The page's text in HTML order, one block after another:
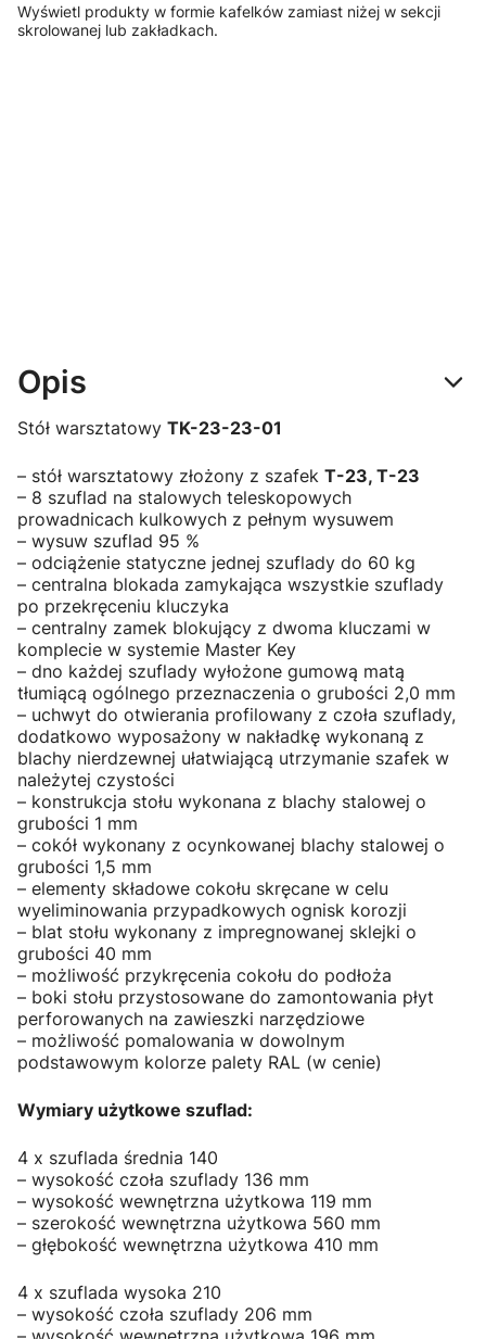
Wyświetl produkty w formie kafelków zamiast niżej w sekcji
skrolowanej lub zakładkach.
Opis
Stół warsztatowy TK-23-23-01
– stół warsztatowy złożony z szafek T-23, T-23
– 8 szuflad na stalowych teleskopowych
prowadnicach kulkowych z pełnym wysuwem
– wysuw szuflad 95 %
– odciążenie statyczne jednej szuflady do 60 kg
– centralna blokada zamykająca wszystkie szuflady
po przekręceniu kluczyka
– centralny zamek blokujący z dwoma kluczami w
komplecie w systemie Master Key
– dno każdej szuflady wyłożone gumową matą
tłumiącą ogólnego przeznaczenia o grubości 2,0 mm
– uchwyt do otwierania profilowany z czoła szuflady,
dodatkowo wyposażony w nakładkę wykonaną z
blachy nierdzewnej ułatwiającą utrzymanie szafek w
należytej czystości
– konstrukcja stołu wykonana z blachy stalowej o
grubości 1 mm
– cokół wykonany z ocynkowanej blachy stalowej o
grubości 1,5 mm
– elementy składowe cokołu skręcane w celu
wyeliminowania przypadkowych ognisk korozji
– blat stołu wykonany z impregnowanej sklejki o
grubości 40 mm
– możliwość przykręcenia cokołu do podłoża
– boki stołu przystosowane do zamontowania płyt
perforowanych na zawieszki narzędziowe
– możliwość pomalowania w dowolnym
podstawowym kolorze palety RAL (w cenie)
Wymiary użytkowe szuflad:
4 x szuflada średnia 140
– wysokość czoła szuflady 136 mm
– wysokość wewnętrzna użytkowa 119 mm
– szerokość wewnętrzna użytkowa 560 mm
– głębokość wewnętrzna użytkowa 410 mm
4 x szuflada wysoka 210
– wysokość czoła szuflady 206 mm